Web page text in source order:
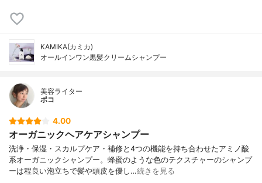
KAMIKA(カミカ)
オールインワン黒髪クリームシャンプー
美容ライター
ポコ
4.00
オーガニックヘアケアシャンプー
洗浄・保湿・スカルプケア・補修と4つの機能を持ち合わせたアミノ酸
系オーガニックシャンプー。蜂蜜のような色のテクスチャーのシャンプ
ーは程良い泡立ちで髪や頭皮を優し…続きを見る